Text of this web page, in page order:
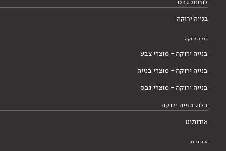
בנייה ירוקה
בנייה ירוקה
בנייה ירוקה - מוצרי צבע
בנייה ירוקה - מוצרי בנייה
בנייה ירוקה - מוצרי גבס
בלוג בנייה ירוקה
אודותינו
אודותינו